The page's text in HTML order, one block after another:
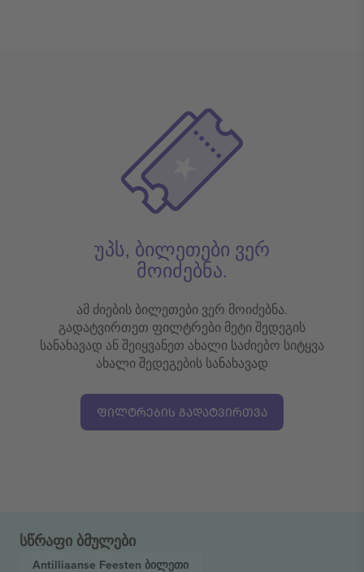
უპს, ბილეთები ვერ
მოიძებნა.
ამ ძიების ბილეთები ვერ მოიძებნა.
გადატვირთეთ ფილტრები მეტი შედეგის
სანახავად ან შეიყვანეთ ახალი საძიებო სიტყვა
ახალი შედეგების სანახავად
ᲤᲘᲚᲢᲠᲔᲑᲘᲡ ᲒᲐᲓᲐᲢᲕᲘᲠᲗᲕᲐ
სწრაფი ბმულები
Antilliaanse Feesten ბილეთი